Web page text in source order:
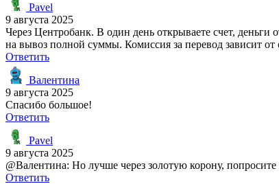
Pavel
9 августа 2025
Через Центробанк. В один день открываете счет,
на вывоз полной суммы. Комиссия за перевод зависит
Ответить
Валентина
9 августа 2025
Спасибо большое!
Ответить
Pavel
9 августа 2025
@Валентина: Но лучше через золотую корону,
Ответить